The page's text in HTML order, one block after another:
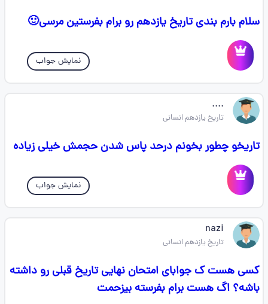
سلام بارم بندی تاریخ یازدهم رو برام بفرستین مرسی🙂
نمایش جواب
....
تاریخ یازدهم انسانی
تاریخو چطور بخونم درحد پاس شدن حجمش خیلی زیاده
نمایش جواب
nazi
تاریخ یازدهم انسانی
کسی هست ک جوابای امتحان نهایی تاریخ قبلی رو داشته
باشه؟ اگ هست برام بفرسته بیزحمت